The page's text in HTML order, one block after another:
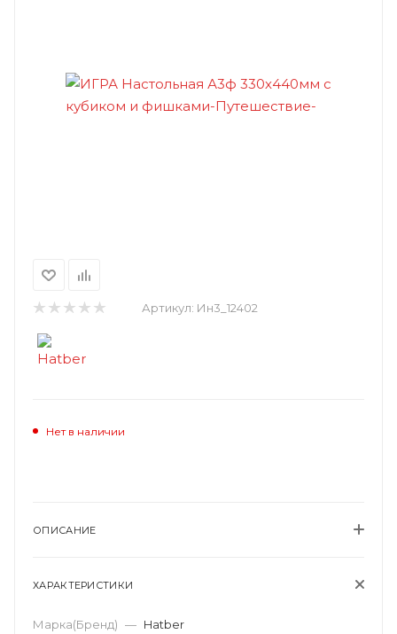
Артикул: Ин3_12402
Нет в наличии
ОПИСАНИЕ
ХАРАКТЕРИСТИКИ
Марка(Бренд) — Hatber